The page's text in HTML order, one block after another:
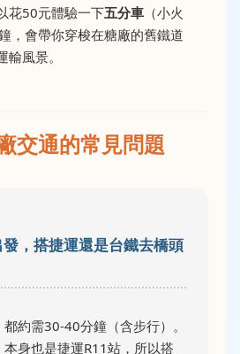
花50元體驗一下五分車 （小火
，會帶你穿梭在糖廠的舊鐵道
風景。
交通的常見問題
，搭捷運還是台鐵去橋頭
約需30-40分鐘（含步行）。
身也是捷運R11站，所以搭